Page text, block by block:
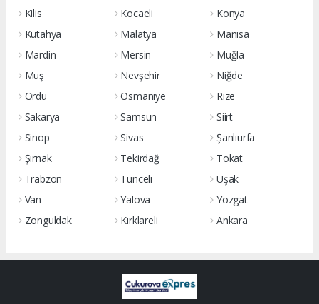
Kilis
Kocaeli
Konya
Kütahya
Malatya
Manisa
Mardin
Mersin
Muğla
Muş
Nevşehir
Niğde
Ordu
Osmaniye
Rize
Sakarya
Samsun
Siirt
Sinop
Sivas
Şanlıurfa
Şırnak
Tekirdağ
Tokat
Trabzon
Tunceli
Uşak
Van
Yalova
Yozgat
Zonguldak
Kırklareli Ankara